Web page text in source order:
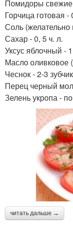
Помидоры
Горчица готовая -
Соль (желательно
Сахар - 0, 5 ч. л.
Уксус яблочный -
Масло оливковое
Чеснок - 2-3
Перец черный
Зелень укропа -
читать дальше →